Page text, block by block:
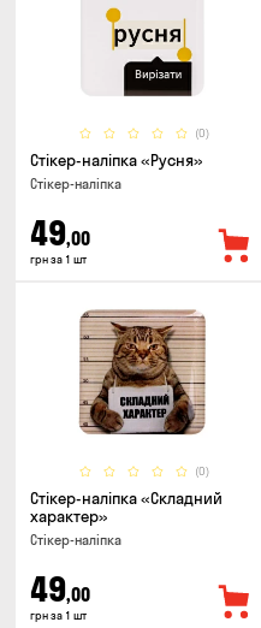
(0)
Стікер-наліпка «Русня»
Стікер-наліпка
49,00
грн за 1 шт
(0)
Стікер-наліпка «Складний
характер»
Стікер-наліпка
49,00
грн за 1 шт